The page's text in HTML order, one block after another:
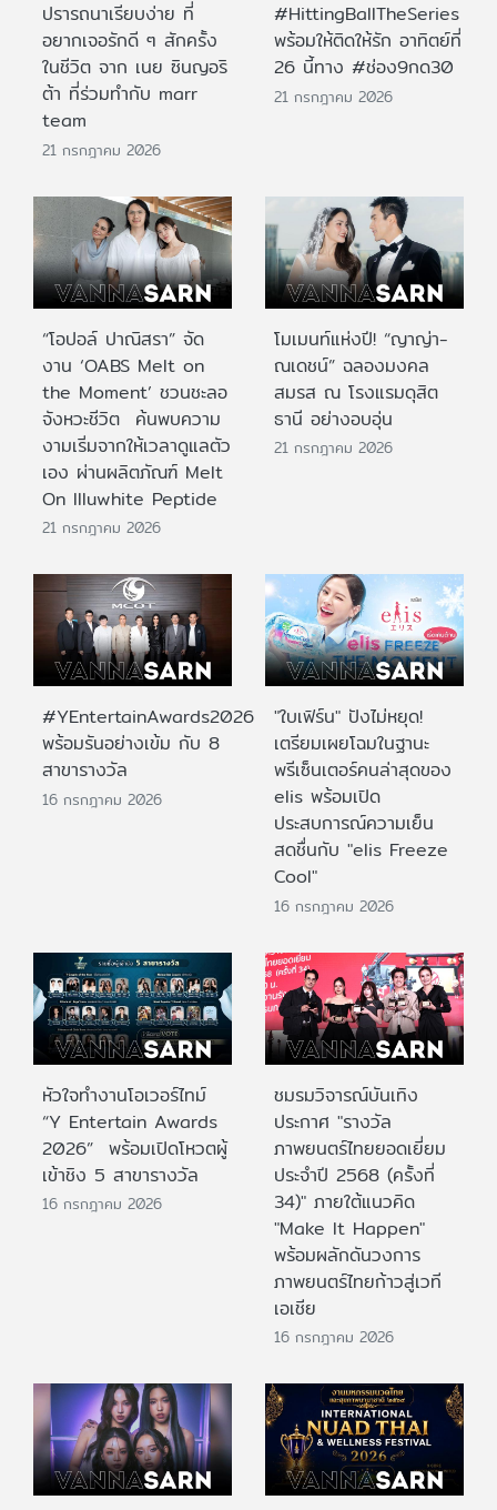
ปรารถนาเรียบง่าย ที่
อยากเจอรักดี ๆ สักครั้ง
ในชีวิต จาก เนย ซินญอริ
ต้า ที่ร่วมทำกับ marr
team
21 กรกฎาคม 2026
#HittingBallTheSeries
พร้อมให้ติดให้รัก อาทิตย์ที่
26 นี้ทาง #ช่อง9กด30
21 กรกฎาคม 2026
“โอปอล์ ปาณิสรา” จัด
งาน ‘OABS Melt on
the Moment’ ชวนชะลอ
จังหวะชีวิต ค้นพบความ
งามเริ่มจากให้เวลาดูแลตัว
เอง ผ่านผลิตภัณฑ์ Melt
On Illuwhite Peptide
21 กรกฎาคม 2026
โมเมนท์แห่งปี! “ญาญ่า-
ณเดชน์” ฉลองมงคล
สมรส ณ โรงแรมดุสิต
ธานี อย่างอบอุ่น
21 กรกฎาคม 2026
#YEntertainAwards2026
พร้อมรันอย่างเข้ม กับ 8
สาขารางวัล
16 กรกฎาคม 2026
"ใบเฟิร์น" ปังไม่หยุด!
เตรียมเผยโฉมในฐานะ
พรีเซ็นเตอร์คนล่าสุดของ
elis พร้อมเปิด
ประสบการณ์ความเย็น
สดชื่นกับ "elis Freeze
Cool"
16 กรกฎาคม 2026
หัวใจทำงานโอเวอร์ไทม์
“Y Entertain Awards
2026” พร้อมเปิดโหวตผู้
เข้าชิง 5 สาขารางวัล
16 กรกฎาคม 2026
ชมรมวิจารณ์บันเทิง
ประกาศ "รางวัล
ภาพยนตร์ไทยยอดเยี่ยม
ประจําปี 2568 (ครั้งที่
34)" ภายใต้แนวคิด
"Make It Happen"
พร้อมผลักดันวงการ
ภาพยนตร์ไทยก้าวสู่เวที
เอเชีย
16 กรกฎาคม 2026